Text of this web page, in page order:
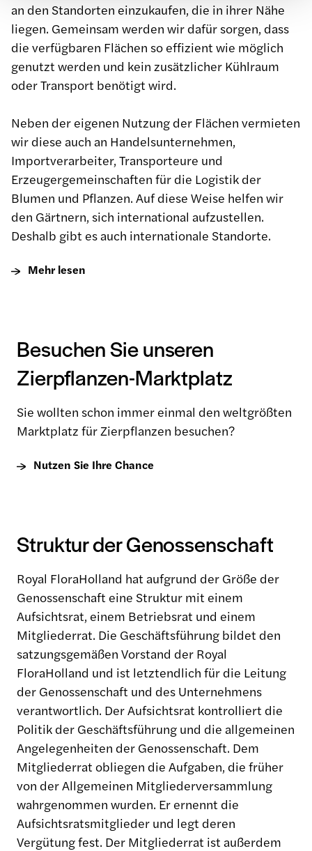
an den Standorten einzukaufen, die in ihrer Nähe
liegen. Gemeinsam werden wir dafür sorgen, dass
die verfügbaren Flächen so effizient wie möglich
genutzt werden und kein zusätzlicher Kühlraum
oder Transport benötigt wird.
Neben der eigenen Nutzung der Flächen vermieten
wir diese auch an Handelsunternehmen,
Importverarbeiter, Transporteure und
Erzeugergemeinschaften für die Logistik der
Blumen und Pflanzen. Auf diese Weise helfen wir
den Gärtnern, sich international aufzustellen.
Deshalb gibt es auch internationale Standorte.
Mehr lesen
Besuchen Sie unseren
Zierpflanzen-Marktplatz
Sie wollten schon immer einmal den weltgrößten
Marktplatz für Zierpflanzen besuchen?
Nutzen Sie Ihre Chance
Struktur der Genossenschaft
Royal FloraHolland hat aufgrund der Größe der
Genossenschaft eine Struktur mit einem
Aufsichtsrat, einem Betriebsrat und einem
Mitgliederrat. Die Geschäftsführung bildet den
satzungsgemäßen Vorstand der Royal
FloraHolland und ist letztendlich für die Leitung
der Genossenschaft und des Unternehmens
verantwortlich. Der Aufsichtsrat kontrolliert die
Politik der Geschäftsführung und die allgemeinen
Angelegenheiten der Genossenschaft. Dem
Mitgliederrat obliegen die Aufgaben, die früher
von der Allgemeinen Mitgliederversammlung
wahrgenommen wurden. Er ernennt die
Aufsichtsratsmitglieder und legt deren
Vergütung fest. Der Mitgliederrat ist außerdem